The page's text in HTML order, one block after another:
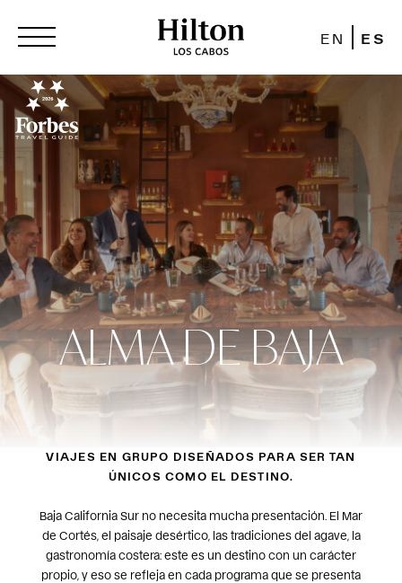
EN ES
ALMA DE BAJA
VIAJES EN GRUPO DISEÑADOS PARA SER TAN
ÚNICOS COMO EL DESTINO.
Baja California Sur no necesita mucha presentación. El Mar
de Cortés, el paisaje desértico, las tradiciones del agave, la
gastronomía costera: este es un destino con un carácter
propio, y eso se refleja en cada programa que se presenta